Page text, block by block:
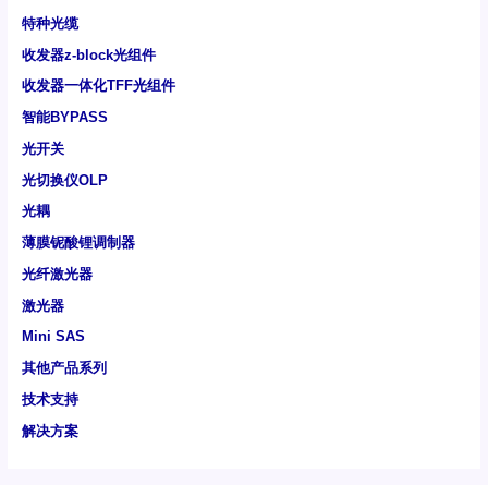
特种光缆
收发器z-block光组件
收发器一体化TFF光组件
智能BYPASS
光开关
光切换仪OLP
光耦
薄膜铌酸锂调制器
光纤激光器
激光器
Mini SAS
其他产品系列
技术支持
解决方案